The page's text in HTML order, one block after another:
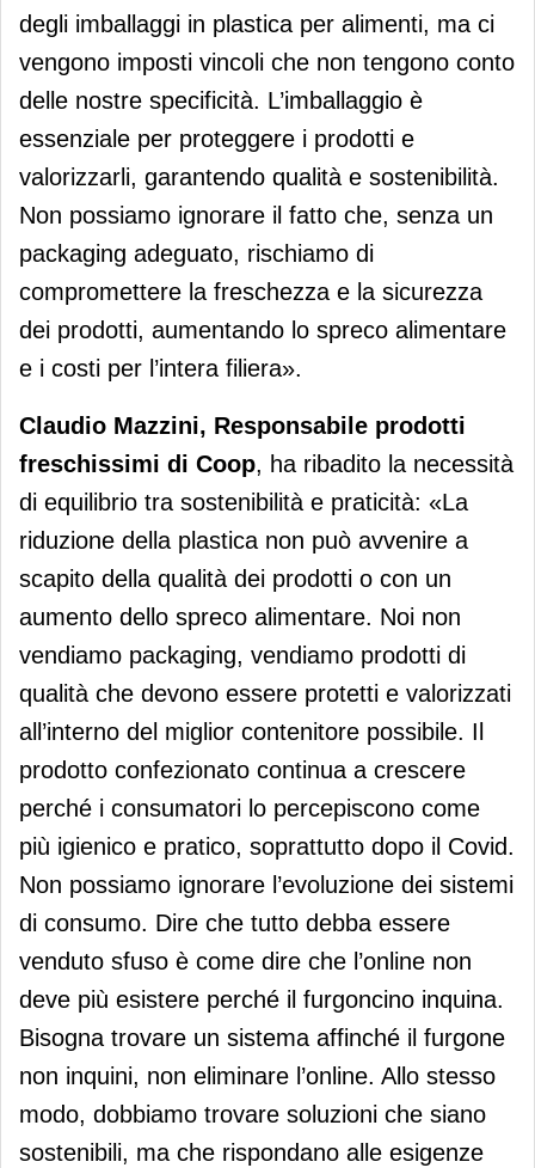
degli imballaggi in plastica per alimenti, ma ci
vengono imposti vincoli che non tengono conto
delle nostre specificità. L’imballaggio è
essenziale per proteggere i prodotti e
valorizzarli, garantendo qualità e sostenibilità.
Non possiamo ignorare il fatto che, senza un
packaging adeguato, rischiamo di
compromettere la freschezza e la sicurezza
dei prodotti, aumentando lo spreco alimentare
e i costi per l’intera filiera».
Claudio Mazzini, Responsabile prodotti
freschissimi di Coop, ha ribadito la necessità
di equilibrio tra sostenibilità e praticità: «La
riduzione della plastica non può avvenire a
scapito della qualità dei prodotti o con un
aumento dello spreco alimentare. Noi non
vendiamo packaging, vendiamo prodotti di
qualità che devono essere protetti e valorizzati
all’interno del miglior contenitore possibile. Il
prodotto confezionato continua a crescere
perché i consumatori lo percepiscono come
più igienico e pratico, soprattutto dopo il Covid.
Non possiamo ignorare l’evoluzione dei sistemi
di consumo. Dire che tutto debba essere
venduto sfuso è come dire che l’online non
deve più esistere perché il furgoncino inquina.
Bisogna trovare un sistema affinché il furgone
non inquini, non eliminare l’online. Allo stesso
modo, dobbiamo trovare soluzioni che siano
sostenibili, ma che rispondano alle esigenze